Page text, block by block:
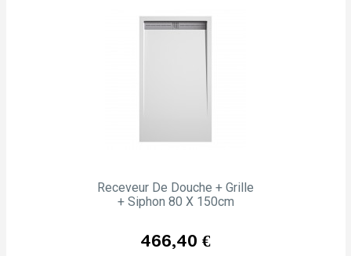
Receveur De Douche + Grille
+ Siphon 80 X 150cm
Prix
466,40 €